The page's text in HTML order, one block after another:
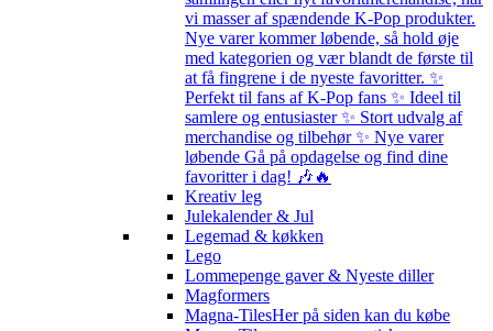
vi masser af spændende K-Pop produkter.
Nye varer kommer løbende, så hold øje
med kategorien og vær blandt de første til
at få fingrene i de nyeste favoritter. ✨
Perfekt til fans af K-Pop fans ✨ Ideel til
samlere og entusiaster ✨ Stort udvalg af
merchandise og tilbehør ✨ Nye varer
løbende Gå på opdagelse og find dine
favoritter i dag! 🎶🔥
Kreativ leg
Julekalender & Jul
Legemad & køkken
Lego
Lommepenge gaver & Nyeste diller
Magformers
Magna-TilesHer på siden kan du købe